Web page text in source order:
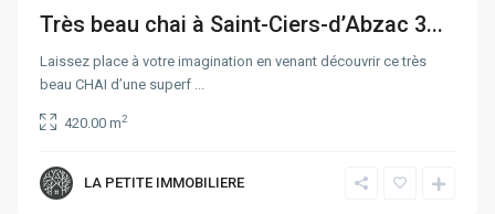
Très beau chai à Saint-Ciers-d’Abzac 3...
Laissez place à votre imagination en venant découvrir ce très
beau CHAI d’une superf
420.00 m2
LA PETITE IMMOBILIERE